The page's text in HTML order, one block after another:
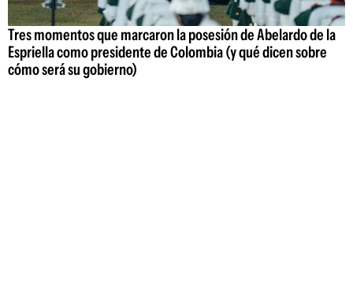
Tres momentos que marcaron la posesión de Abelardo de la
Espriella como presidente de Colombia (y qué dicen sobre
cómo será su gobierno)